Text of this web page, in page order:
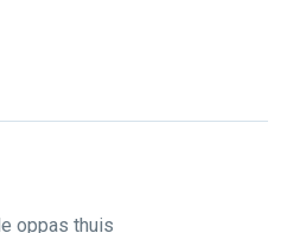
oppas thuis